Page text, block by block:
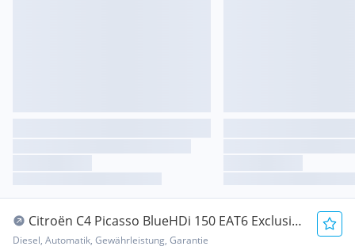
Citroën C4 Picasso BlueHDi 150 EAT6 Exclusive
Aut.
Diesel, Automatik, Gewährleistung, Garantie